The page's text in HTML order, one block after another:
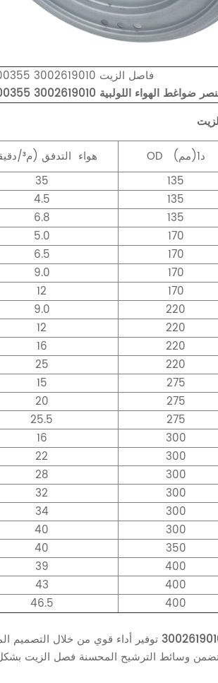
1092900355 3002619010 فاصل الزيت
في عنصر ضواغط الهواء اللولبية
هواء التدفق (م³/دقيقة) OD د1(مم)
35
135
4.5
135
6.8
135
5.0
170
6.5
170
9.0
170
12
170
9.0
220
12
220
16
220
25
220
15
275
20
275
25.5
275
16
300
22
300
28
300
32
300
34
300
40
300
40
350
39
400
43
400
46.5
400